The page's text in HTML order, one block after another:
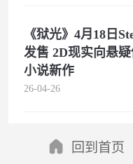
《狱光》4月18日
发售 2D现实向悬
小说新作
26-04-26
回到首页